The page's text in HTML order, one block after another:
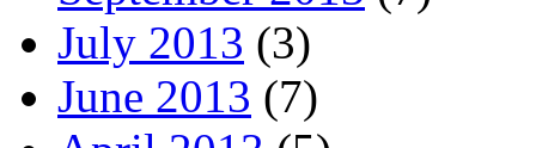
July 2013 (3)
June 2013 (7)